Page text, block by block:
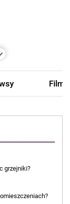
Filmy
grzejniki?